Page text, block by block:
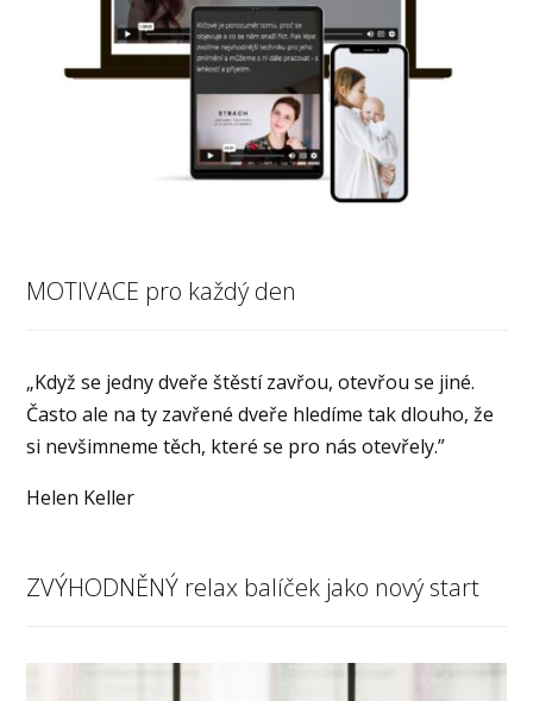
MOTIVACE pro každý den
„Když se jedny dveře štěstí zavřou, otevřou se jiné.
Často ale na ty zavřené dveře hledíme tak dlouho, že
si nevšimneme těch, které se pro nás otevřely.”
Helen Keller
ZVÝHODNĚNÝ relax balíček jako nový start